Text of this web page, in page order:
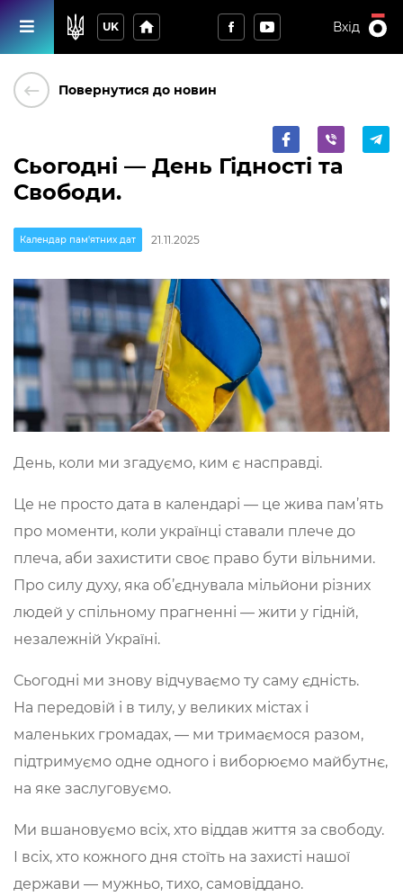
UK home Вхід
keyboard_backspace Повернутися до новин
Сьогодні — День Гідності та
Свободи.
Календар пам'ятних дат 21.11.2025
День, коли ми згадуємо, ким є насправді.
Це не просто дата в календарі — це жива пам’ять
про моменти, коли українці ставали плече до
плеча, аби захистити своє право бути вільними.
Про силу духу, яка об’єднувала мільйони різних
людей у спільному прагненні — жити у гідній,
незалежній Україні.
Сьогодні ми знову відчуваємо ту саму єдність.
На передовій і в тилу, у великих містах і
маленьких громадах, — ми тримаємося разом,
підтримуємо одне одного і виборюємо майбутнє,
на яке заслуговуємо.
Ми вшановуємо всіх, хто віддав життя за свободу.
І всіх, хто кожного дня стоїть на захисті нашої
держави — мужньо, тихо, самовіддано.